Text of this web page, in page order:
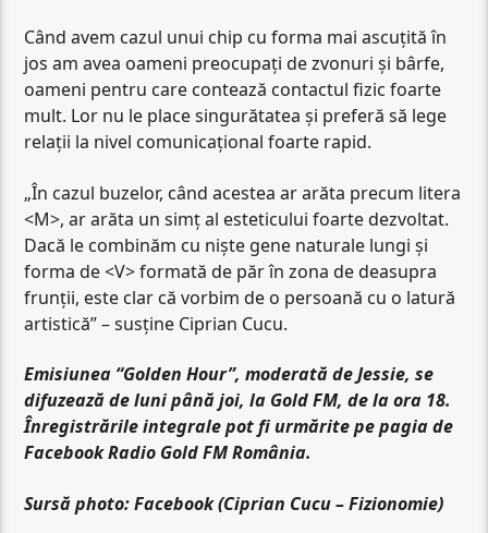
Când avem cazul unui chip cu forma mai ascuțită în
jos am avea oameni preocupați de zvonuri și bârfe,
oameni pentru care contează contactul fizic foarte
mult. Lor nu le place singurătatea și preferă să lege
relații la nivel comunicațional foarte rapid.
„În cazul buzelor, când acestea ar arăta precum litera
<M>, ar arăta un simț al esteticului foarte dezvoltat.
Dacă le combinăm cu niște gene naturale lungi și
forma de <V> formată de păr în zona de deasupra
frunții, este clar că vorbim de o persoană cu o latură
artistică” – susține Ciprian Cucu.
Emisiunea “Golden Hour”, moderată de Jessie, se
difuzează de luni până joi, la Gold FM, de la ora 18.
Înregistrările integrale pot fi urmărite pe pagia de
Facebook Radio Gold FM România.
Sursă photo: Facebook (Ciprian Cucu – Fizionomie)